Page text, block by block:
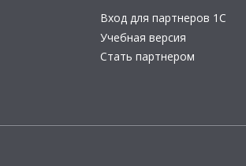
Вход для партнеров 1С
Учебная версия
Стать партнером